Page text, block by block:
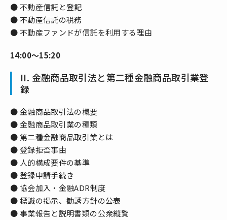
● 不動産信託と登記
● 不動産信託の税務
● 不動産ファンドが信託を利用する理由
14:00～15:20
II. 金融商品取引法と第二種金融商品取引業登
録
● 金融商品取引法の概要
● 金融商品取引業の種類
● 第二種金融商品取引業とは
● 登録拒否事由
● 人的構成要件の基準
● 登録申請手続き
● 協会加入・金融ADR制度
● 標識の掲示、勧誘方針の公表
● 事業報告と説明書類の公衆縦覧